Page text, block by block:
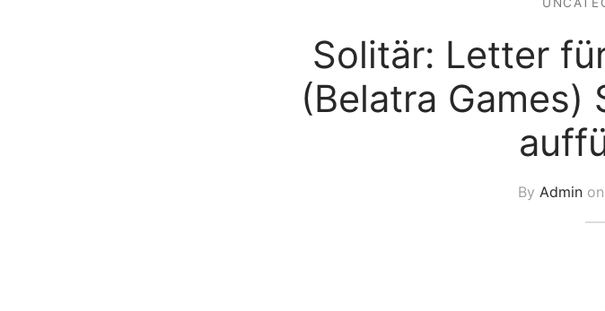
Solitär: Letter
(Belatra Games)
By Admin on